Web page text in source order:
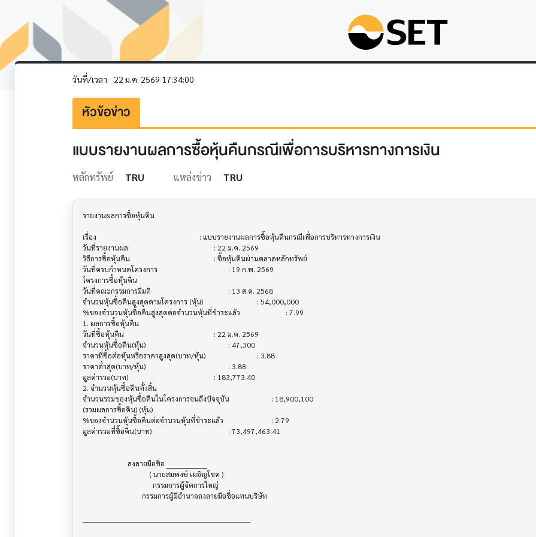
วันที่/เวลา 22 ม.ค. 2569 17:34:00
หัวข้อข่าว
แบบรายงานผลการซื้อหุ้นคืนกรณีเพื่อการบริหารทางการเงิน
หลักทรัพย์ TRU แหล่งข่าว TRU
รายงานผลการซื้อหุ้นคืน
เรื่อง                                  			 : แบบรายงานผลการซื้อหุ้นคืนกรณีเพื่อการบริหารทางการเงิน
วันที่รายงานผล                          			 : 22 ม.ค. 2569
วิธีการซื้อหุ้นคืน                           			 : ซื้อหุ้นคืนผ่านตลาดหลักทรัพย์
วันที่ครบกำหนดโครงการ                   			 : 19 ก.พ. 2569
โครงการซื้อหุ้นคืน
วันที่คณะกรรมการมีมติ                     			 : 13 ส.ค. 2568
จำนวนหุ้นซื้อคืนสูงสุดตามโครงการ (หุ้น)        			 : 54,000,000
%ของจำนวนหุ้นซื้อคืนสูงสุดต่อจำนวนหุ้นที่ชำระแล้ว  			 : 7.99
1. ผลการซื้อหุ้นคืน
วันที่ซื้อหุ้นคืน                            			 : 22 ม.ค. 2569
จำนวนหุ้นซื้อคืน(หุ้น)                       			 : 47,300
ราคาที่ซื้อต่อหุ้นหรือราคาสูงสุด(บาท/หุ้น)        			 : 3.88
ราคาต่ำสุด(บาท/หุ้น)                      			 : 3.88
มูลค่ารวม(บาท)                          			 : 183,773.40
2. จำนวนหุ้นซื้อคืนทั้งสิ้น
จำนวนรวมของหุ้นซื้อคืนในโครงการจนถึงปัจจุบัน 			 : 18,900,100
(รวมผลการซื้อคืน) (หุ้น)
%ของจำนวนหุ้นซื้อคืนต่อจำนวนหุ้นที่ชำระแล้ว      			 : 2.79
มูลค่ารวมที่ซื้อคืน(บาท)                     			 : 73,497,463.41